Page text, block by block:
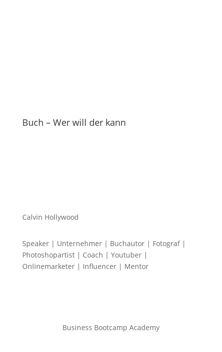
Buch – Wer will der kann
Calvin Hollywood
Speaker | Unternehmer | Buchautor | Fotograf |
Photoshopartist | Coach | Youtuber |
Onlinemarketer | Influencer | Mentor
Business Bootcamp Academy